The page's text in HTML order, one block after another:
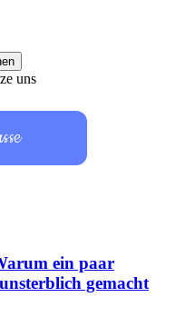
uns
ein paar
gemacht